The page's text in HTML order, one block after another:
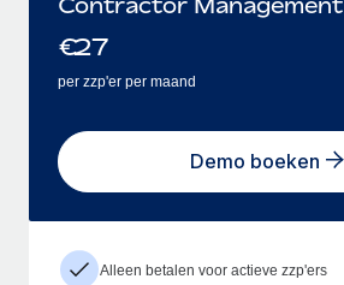
€27
per zzp'er per maand
Demo boeken
Alleen betalen voor actieve zzp'ers